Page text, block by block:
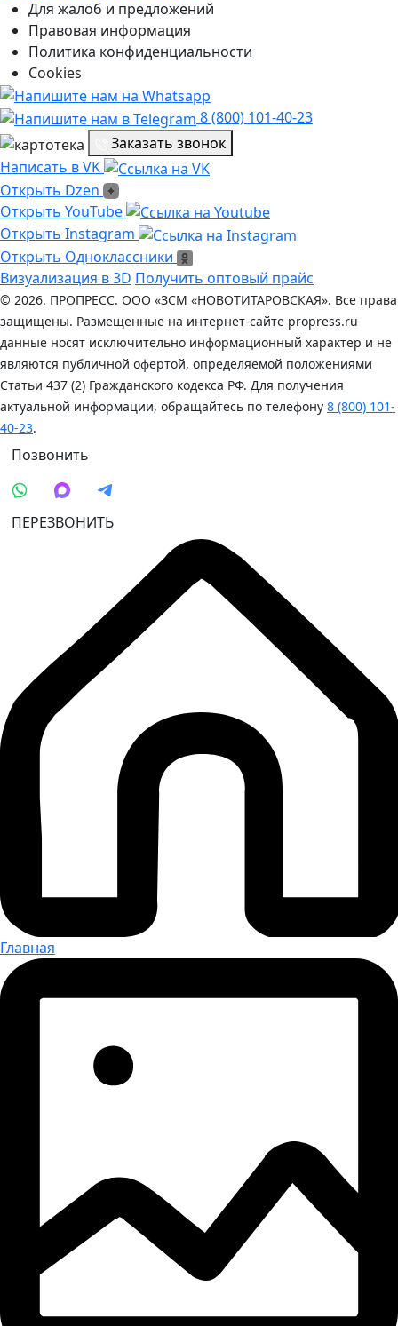
Для жалоб и предложений
Правовая информация
Политика конфиденциальности
Cookies
8 (800) 101-40-23
Заказать звонок
Написать в VK
Написать в VK
Открыть Dzen
Открыть Dzen
Ссылка на Youtube
Открыть YouTube
Ссылка на Instagram
Открыть Instagram
Открыть Одноклассники
Открыть Одноклассники
Визуализация в 3D Получить оптовый прайс
© 2026. ПРОПРЕСС. ООО «ЗСМ «НОВОТИТАРОВСКАЯ». Все права
защищены. Размещенные на интернет-сайте propress.ru
данные носят исключительно информационный характер и не
являются публичной офертой, определяемой положениями
Статьи 437 (2) Гражданского кодекса РФ. Для получения
актуальной информации, обращайтесь по телефону 8 (800) 101-
40-23.
Позвонить
ПЕРЕЗВОНИТЬ
Главная